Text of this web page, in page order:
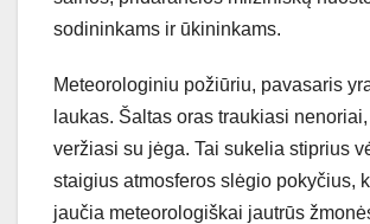
sodininkams ir ūkininkams.
Meteorologiniu požiūriu, pavasaris
laukas. Šaltas oras traukiasi
veržiasi su jėga. Tai sukelia stiprius
staigius atmosferos slėgio pokyčius,
jaučia meteorologiškai jautrūs